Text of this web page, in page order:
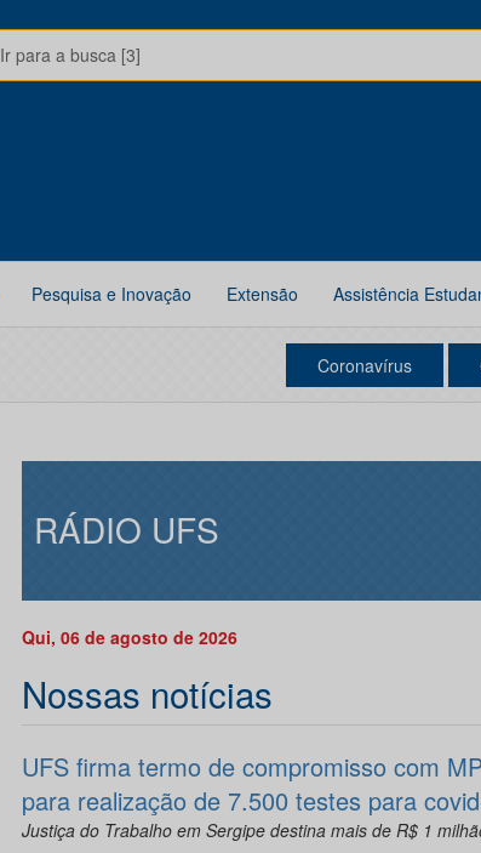
Ir para a busca [3]
Pesquisa e Inovação Extensão Assistência
Coronavírus
RÁDIO UFS
Qui, 06 de agosto de 2026
Nossas notícias
UFS firma termo de compromisso com
para realização de 7.500 testes para
Justiça do Trabalho em Sergipe destina mais de R$ 1